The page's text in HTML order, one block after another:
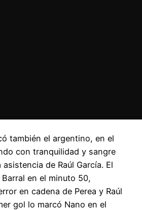
también el argentino, en el
con tranquilidad y sangre
de Raúl García. El
en el minuto 50,
en cadena de Perea y Raúl
gol lo marcó Nano en el